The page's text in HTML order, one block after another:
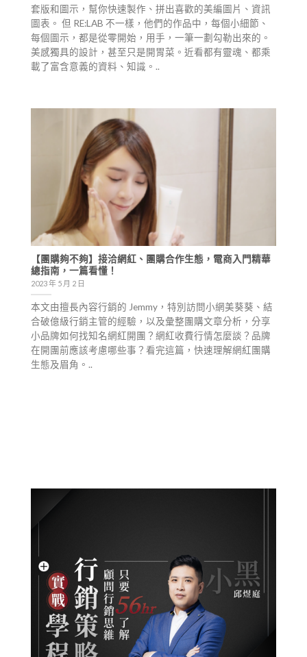
套版和圖示，幫你快速製作、拼出喜歡的美編圖片、資訊
圖表。 但 RE:LAB 不一樣，他們的作品中，每個小細節、
每個圖示，都是從零開始，用手，一筆一劃勾勒出來的。
美感獨具的設計，甚至只是開胃菜。近看都有靈魂、都乘
載了富含意義的資料、知識。..
【團購夠不夠】接洽網紅、團購合作生態，電商入門精華
總指南，一篇看懂！
2023 年 5 月 2 日
本文由擅長內容行銷的 Jemmy，特別訪問小網美葵葵、結
合破億級行銷主管的經驗，以及彙整團購文章分析，分享
小品牌如何找知名網紅開團？網紅收費行情怎麼談？品牌
在開團前應該考慮哪些事？看完這篇，快速理解網紅團購
生態及眉角。..